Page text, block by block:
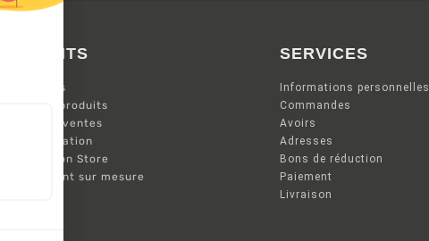
PRODUITS
Promotions
Nouveaux produits
Meilleures ventes
Kit Motorisation
Motorisation Store
Volet roulant sur mesure
SERVICES
Informations personnelles
Commandes
Avoirs
Adresses
Bons de réduction
Paiement
Livraison